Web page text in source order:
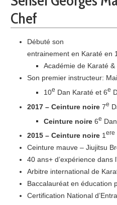
Chef
Débuté son
entrainement en Karaté en
Académie de Karaté &
Son premier instructeur:
10e Dan Karaté et 6e
2017 – Ceinture noire 7e
Ceinture noire6e
2015 – Ceinture noire 1ere
Ceinture mauve – Jiujitsu
40 ans+ d’expérience dans
Arbitre international de
Baccalauréat en éducation
Certification National